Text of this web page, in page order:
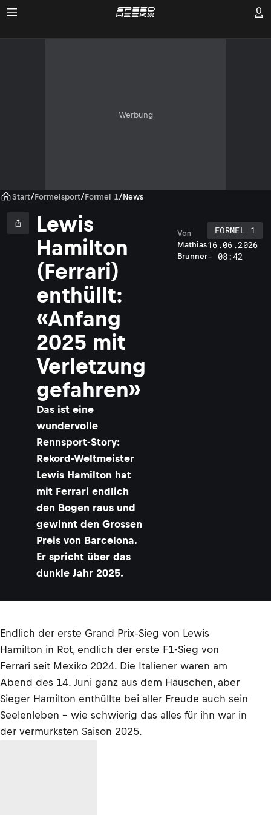
Werbung
Start/Formelsport/Formel 1/News
Lewis
Hamilton
(Ferrari)
enthüllt:
«Anfang
2025 mit
Verletzung
gefahren»
Das ist eine
wundervolle
Rennsport-Story:
Rekord-Weltmeister
Lewis Hamilton hat
mit Ferrari endlich
den Bogen raus und
gewinnt den Grossen
Preis von Barcelona.
Er spricht über das
dunkle Jahr 2025.
Mathias
Brunner
Von
FORMEL 1
16.06.2026
- 08:42
Endlich der erste Grand Prix-Sieg von Lewis
Hamilton in Rot, endlich der erste F1-Sieg von
Ferrari seit Mexiko 2024. Die Italiener waren am
Abend des 14. Juni ganz aus dem Häuschen, aber
Sieger Hamilton enthüllte bei aller Freude auch sein
Seelenleben – wie schwierig das alles für ihn war in
der vermurksten Saison 2025.